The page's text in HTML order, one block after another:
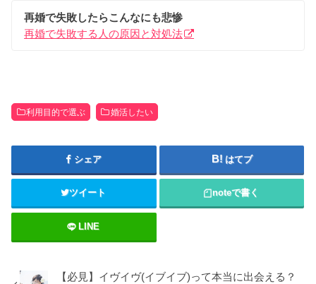
再婚で失敗したらこんなにも悲惨
再婚で失敗する人の原因と対処法
利用目的で選ぶ 婚活したい
シェア はてブ
ツイート noteで書く
LINE
【必見】イヴイヴ(イブイブ)って本当に出会える？